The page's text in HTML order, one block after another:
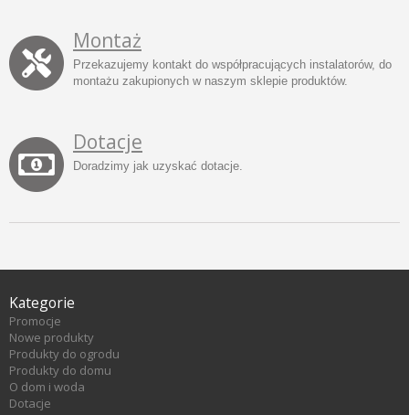
Montaż
Przekazujemy kontakt do współpracujących instalatorów, do
montażu zakupionych w naszym sklepie produktów.
Dotacje
Doradzimy jak uzyskać dotacje.
Kategorie
Promocje
Nowe produkty
Produkty do ogrodu
Produkty do domu
O dom i woda
Dotacje